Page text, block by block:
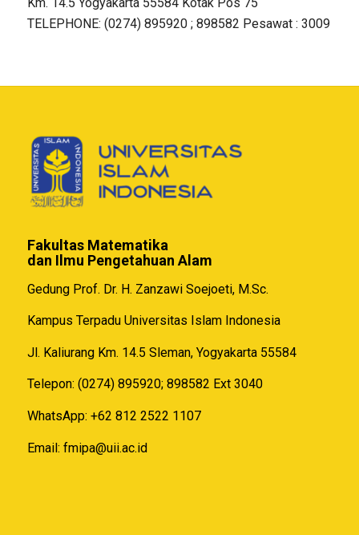
Km. 14.5 Yogyakarta 55584 Kotak Pos 75
TELEPHONE: (0274) 895920 ; 898582 Pesawat : 3009
Fakultas Matematika
dan Ilmu Pengetahuan Alam
Gedung Prof. Dr. H. Zanzawi Soejoeti, M.Sc.
Kampus Terpadu Universitas Islam Indonesia
Jl. Kaliurang Km. 14.5 Sleman, Yogyakarta 55584
Telepon: (0274) 895920; 898582 Ext 3040
WhatsApp: +62 812 2522 1107
Email: fmipa@uii.ac.id